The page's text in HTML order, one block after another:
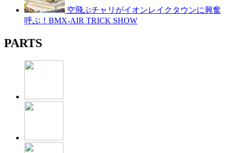
空飛ぶチャリがイオンレイクタウンに興奮
呼ぶ！BMX-AIR TRICK SHOW
PARTS